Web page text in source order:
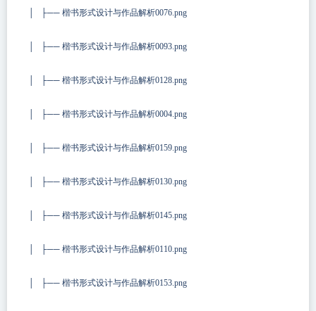
│ ├── 楷书形式设计与作品解析0076.png
│ ├── 楷书形式设计与作品解析0093.png
│ ├── 楷书形式设计与作品解析0128.png
│ ├── 楷书形式设计与作品解析0004.png
│ ├── 楷书形式设计与作品解析0159.png
│ ├── 楷书形式设计与作品解析0130.png
│ ├── 楷书形式设计与作品解析0145.png
│ ├── 楷书形式设计与作品解析0110.png
│ ├── 楷书形式设计与作品解析0153.png